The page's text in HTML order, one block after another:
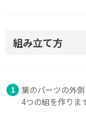
組み立て方
葉のパーツの外
4つの組を作りま